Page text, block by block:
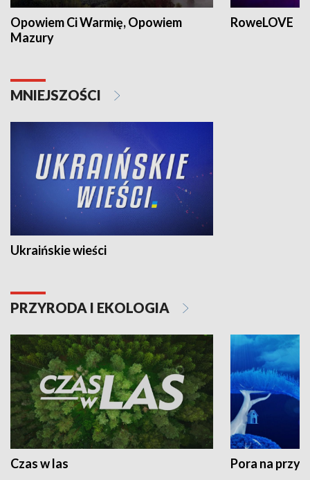
Opowiem Ci Warmię, Opowiem
Mazury
RoweLOVE
MNIEJSZOŚCI
Ukraińskie wieści
PRZYRODA I EKOLOGIA
Czas w las Pora na